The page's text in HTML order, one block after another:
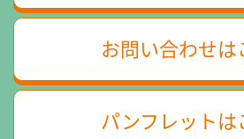
パンフレットは
お問い合わせは